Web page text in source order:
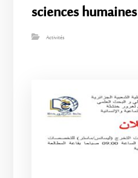
sciences humaines
Activités